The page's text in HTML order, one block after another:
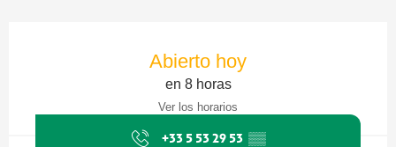
Abierto hoy
en 8 horas
Ver los horarios
+33 5 53 29 53 ▒▒